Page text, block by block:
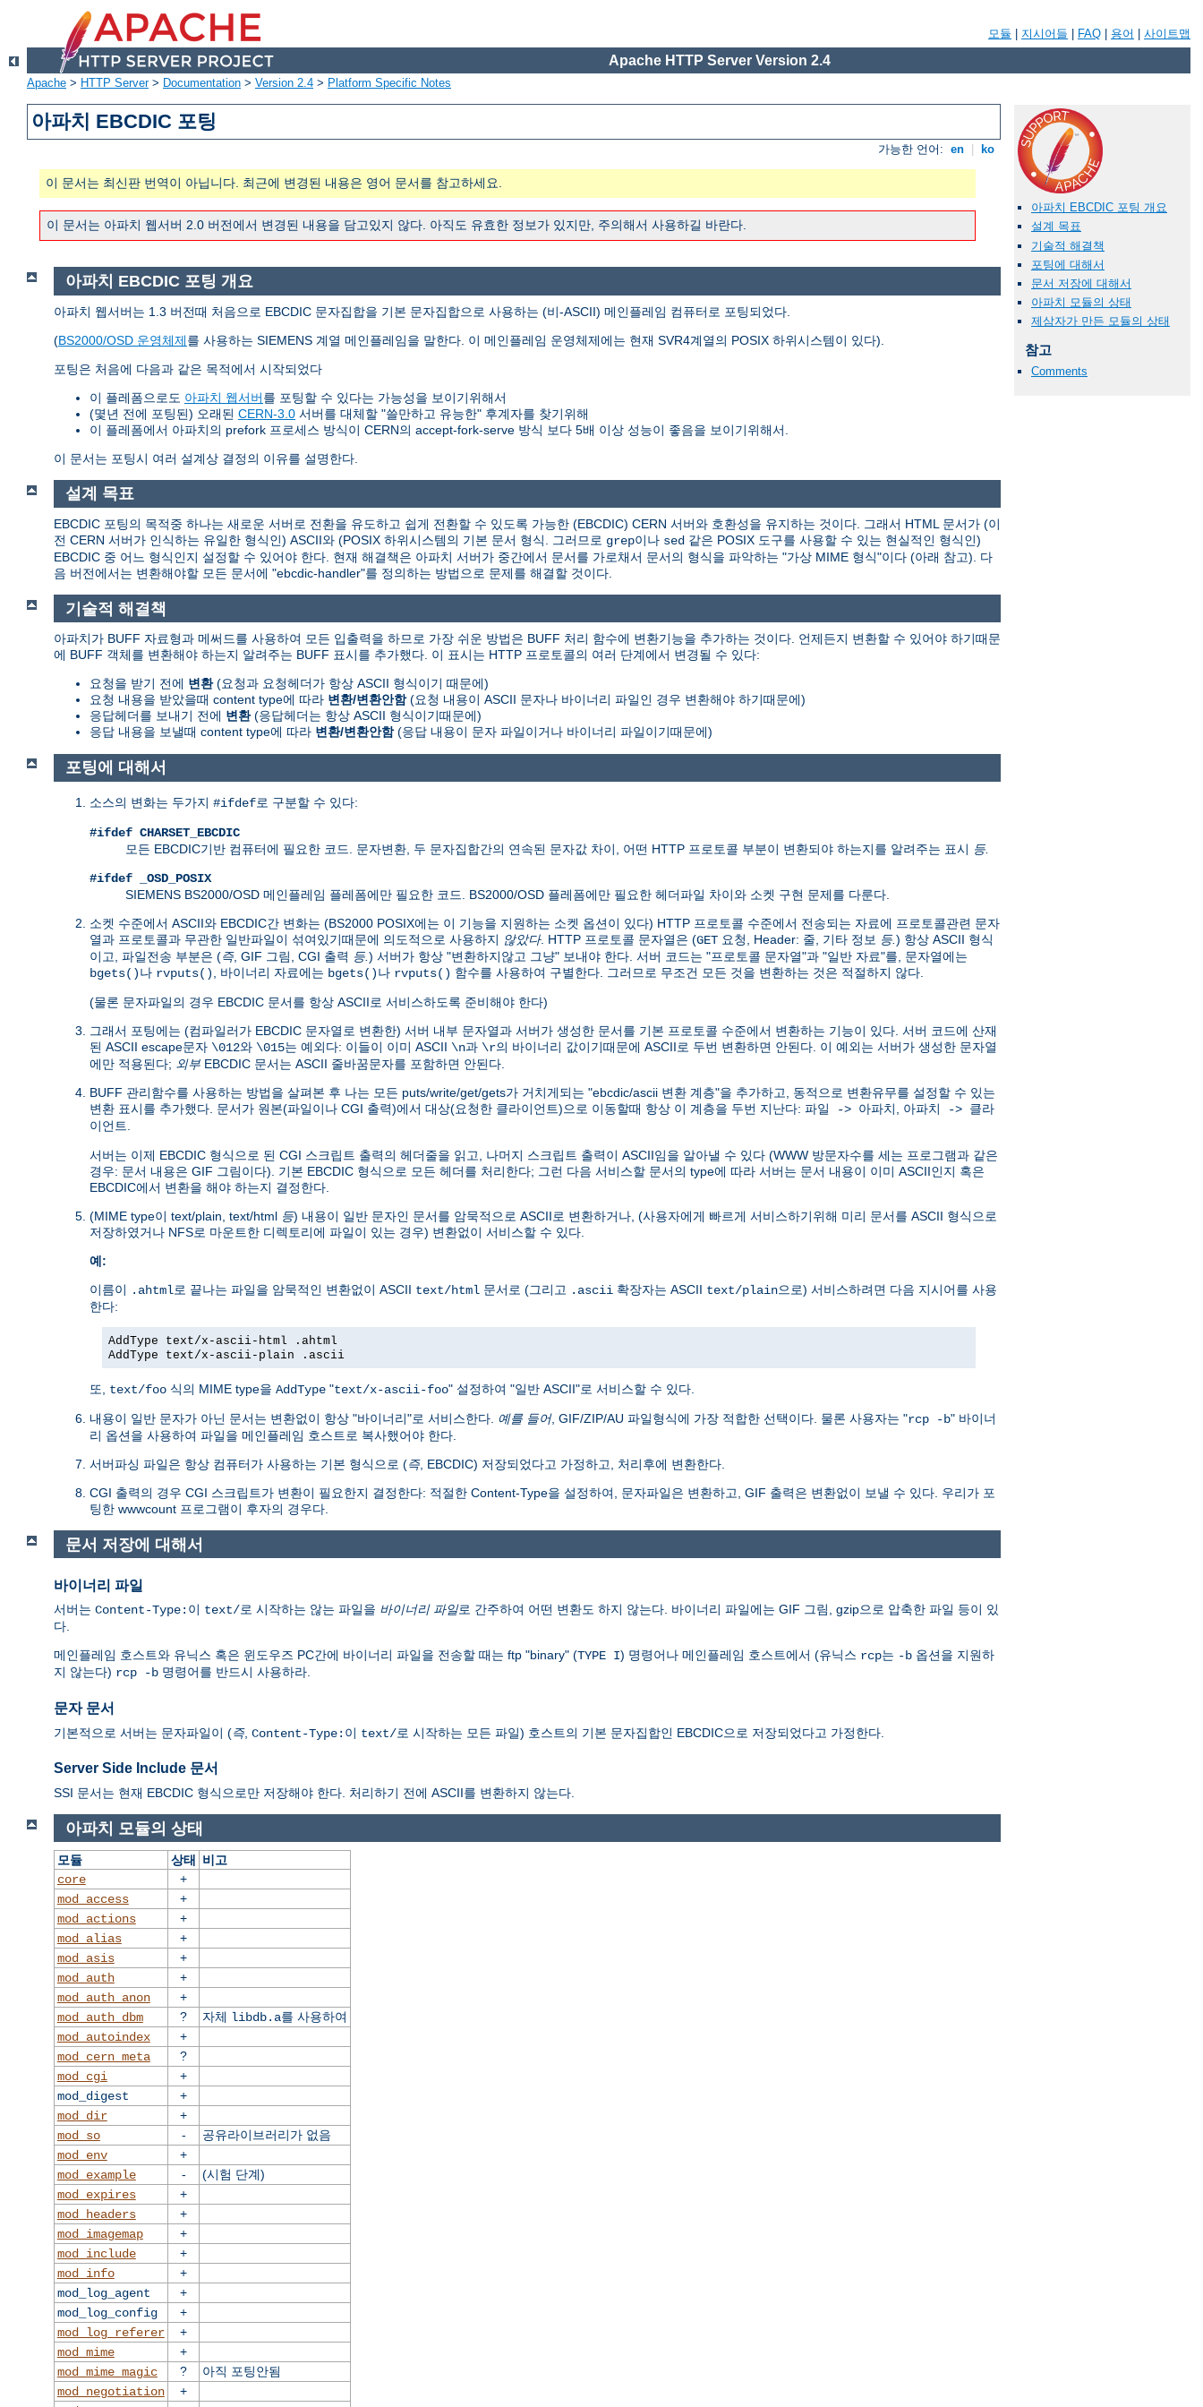
모듈 지시어들 FAQ 용어 사이트맵
Apache HTTP Server Version 2.4
Apache > HTTP Server> Documentation > Version 2.4 > Platform Specific Notes
아파치 EBCDIC 포팅
가능한 언어: en ko
이 문서는 최신판 번역이 아닙니다. 최근에 변경된 내용은 영어 문서를 참고하세요.
이 문서는 아파치 웹서버 2.0 버전에서 변경된 내용을 담고있지 않다. 아직도 유효한 정보가 있지만, 주의해서 사용하길 바란다.
아파치 EBCDIC 포팅 개요
설계 목표
기술적 해결책
포팅에 대해서
문서 저장에 대해서
아파치 모듈의 상태
제삼자가 만든 모듈의 상태
참고
Comments
아파치 EBCDIC 포팅 개요
아파치 웹서버는 1.3 버전때 처음으로 EBCDIC 문자집합을 기본 문자집합으로 사용하는 (비-ASCII) 메인플레임 컴퓨터로 포팅되었다.
(BS2000/OSD 운영체제를 사용하는 SIEMENS 계열 메인플레임을 말한다. 이 메인플레임 운영체제에는 현재 SVR4계열의 POSIX 하위시스템이 있다).
포팅은 처음에 다음과 같은 목적에서 시작되었다
이 플레폼으로도 아파치 웹서버를 포팅할 수 있다는 가능성을 보이기위해서
(몇년 전에 포팅된) 오래된 CERN-3.0 서버를 대체할 "쓸만하고 유능한" 후계자를 찾기위해
이 플레폼에서 아파치의 prefork 프로세스 방식이 CERN의 accept-fork-serve 방식 보다 5배 이상 성능이 좋음을 보이기위해서.
이 문서는 포팅시 여러 설계상 결정의 이유를 설명한다.
설계 목표
EBCDIC 포팅의 목적중 하나는 새로운 서버로 전환을 유도하고 쉽게 전환할 수 있도록 가능한 (EBCDIC) CERN 서버와 호환성을 유지하는 것이다. 그래서 HTML 문서가 (이
전 CERN 서버가 인식하는 유일한 형식인) ASCII와 (POSIX 하위시스템의 기본 문서 형식. 그러므로 grep이나 sed 같은 POSIX 도구를 사용할 수 있는 현실적인 형식인)
EBCDIC 중 어느 형식인지 설정할 수 있어야 한다. 현재 해결책은 아파치 서버가 중간에서 문서를 가로채서 문서의 형식을 파악하는 "가상 MIME 형식"이다 (아래 참고). 다
음 버전에서는 변환해야할 모든 문서에 "ebcdic-handler"를 정의하는 방법으로 문제를 해결할 것이다.
기술적 해결책
아파치가 BUFF 자료형과 메써드를 사용하여 모든 입출력을 하므로 가장 쉬운 방법은 BUFF 처리 함수에 변환기능을 추가하는 것이다. 언제든지 변환할 수 있어야 하기때문
에 BUFF 객체를 변환해야 하는지 알려주는 BUFF 표시를 추가했다. 이 표시는 HTTP 프로토콜의 여러 단계에서 변경될 수 있다:
요청을 받기 전에 변환(요청과 요청헤더가 항상 ASCII 형식이기 때문에)
요청 내용을 받았을때 content type에 따라 변환/변환안함(요청 내용이 ASCII 문자나 바이너리 파일인 경우 변환해야 하기때문에)
응답헤더를 보내기 전에 변환(응답헤더는 항상 ASCII 형식이기때문에)
응답 내용을 보낼때 content type에 따라 변환/변환안함(응답 내용이 문자 파일이거나 바이너리 파일이기때문에)
포팅에 대해서
소스의 변화는 두가지 #ifdef로 구분할 수 있다:
#ifdef CHARSET_EBCDIC
모든 EBCDIC기반 컴퓨터에 필요한 코드. 문자변환, 두 문자집합간의 연속된 문자값 차이, 어떤 HTTP 프로토콜 부분이 변환되야 하는지를 알려주는 표시 등.
#ifdef _OSD_POSIX
SIEMENS BS2000/OSD 메인플레임 플레폼에만 필요한 코드. BS2000/OSD 플레폼에만 필요한 헤더파일 차이와 소켓 구현 문제를 다룬다.
소켓 수준에서 ASCII와 EBCDIC간 변화는 (BS2000 POSIX에는 이 기능을 지원하는 소켓 옵션이 있다) HTTP 프로토콜 수준에서 전송되는 자료에 프로토콜관련 문자
열과 프로토콜과 무관한 일반파일이 섞여있기때문에 의도적으로 사용하지 않았다. HTTP 프로토콜 문자열은 (GET 요청, Header: 줄, 기타 정보 등. ) 항상 ASCII 형식
이고, 파일전송 부분은 (즉, GIF 그림, CGI 출력 등. ) 서버가 항상 "변환하지않고 그냥" 보내야 한다. 서버 코드는 "프로토콜 문자열"과 "일반 자료"를, 문자열에는
bgets()나 rvputs() , 바이너리 자료에는 bgets()나 rvputs() 함수를 사용하여 구별한다. 그러므로 무조건 모든 것을 변환하는 것은 적절하지 않다.
(물론 문자파일의 경우 EBCDIC 문서를 항상 ASCII로 서비스하도록 준비해야 한다)
그래서 포팅에는 (컴파일러가 EBCDIC 문자열로 변환한) 서버 내부 문자열과 서버가 생성한 문서를 기본 프로토콜 수준에서 변환하는 기능이 있다. 서버 코드에 산재
된 ASCII escape문자 \012와 \015는 예외다: 이들이 이미 ASCII \n과 \r의 바이너리 값이기때문에 ASCII로 두번 변환하면 안된다. 이 예외는 서버가 생성한 문자열
에만 적용된다; 외부 EBCDIC 문서는 ASCII 줄바꿈문자를 포함하면 안된다.
BUFF 관리함수를 사용하는 방법을 살펴본 후 나는 모든 puts/write/get/gets가 거치게되는 "ebcdic/ascii 변환 계층"을 추가하고, 동적으로 변환유무를 설정할 수 있는
변환 표시를 추가했다. 문서가 원본(파일이나 CGI 출력)에서 대상(요청한 클라이언트)으로 이동할때 항상 이 계층을 두번 지난다: 파일 -> 아파치
아파치 -> 클라
이언트
서버는 이제 EBCDIC 형식으로 된 CGI 스크립트 출력의 헤더줄을 읽고, 나머지 스크립트 출력이 ASCII임을 알아낼 수 있다 (WWW 방문자수를 세는 프로그램과 같은
경우: 문서 내용은 GIF 그림이다). 기본 EBCDIC 형식으로 모든 헤더를 처리한다; 그런 다음 서비스할 문서의 type에 따라 서버는 문서 내용이 이미 ASCII인지 혹은
EBCDIC에서 변환을 해야 하는지 결정한다.
(MIME type이 text/plain, text/html 등) 내용이 일반 문자인 문서를 암묵적으로 ASCII로 변환하거나, (사용자에게 빠르게 서비스하기위해 미리 문서를 ASCII 형식으로
저장하였거나 NFS로 마운트한 디렉토리에 파일이 있는 경우) 변환없이 서비스할 수 있다.
예:
이름이 .ahtml로 끝나는 파일을 암묵적인 변환없이 ASCII text/html 문서로 (그리고 .ascii 확장자는 ASCII text/plain으로) 서비스하려면 다음 지시어를 사용
한다:
AddType text/x-ascii-html .ahtml
AddType text/x-ascii-plain .ascii
또, text/foo 식의 MIME type을 AddType "text/x-ascii-foo" 설정하여 "일반 ASCII"로 서비스할 수 있다.
내용이 일반 문자가 아닌 문서는 변환없이 항상 "바이너리"로 서비스한다. 예를 들어, GIF/ZIP/AU 파일형식에 가장 적합한 선택이다. 물론 사용자는 "rcp -b" 바이너
리 옵션을 사용하여 파일을 메인플레임 호스트로 복사했어야 한다.
서버파싱 파일은 항상 컴퓨터가 사용하는 기본 형식으로 (즉, EBCDIC) 저장되었다고 가정하고, 처리후에 변환한다.
CGI 출력의 경우 CGI 스크립트가 변환이 필요한지 결정한다: 적절한 Content-Type을 설정하여, 문자파일은 변환하고, GIF 출력은 변환없이 보낼 수 있다. 우리가 포
팅한 wwwcount 프로그램이 후자의 경우다.
문서 저장에 대해서
바이너리 파일
서버는 Content-Type: 이 text/로 시작하는 않는 파일을 바이너리 파일로 간주하여 어떤 변환도 하지 않는다. 바이너리 파일에는 GIF 그림, gzip으로 압축한 파일 등이 있
다.
메인플레임 호스트와 유닉스 혹은 윈도우즈 PC간에 바이너리 파일을 전송할 때는 ftp "binary" (TYPE I) 명령어나 메인플레임 호스트에서 (유닉스 rcp는 -b 옵션을 지원하
지 않는다) rcp -b 명령어를 반드시 사용하라.
문자 문서
기본적으로 서버는 문자파일이 (즉, Content-Type: 이 text/로 시작하는 모든 파일) 호스트의 기본 문자집합인 EBCDIC으로 저장되었다고 가정한다.
Server Side Include 문서
SSI 문서는 현재 EBCDIC 형식으로만 저장해야 한다. 처리하기 전에 ASCII를 변환하지 않는다.
아파치 모듈의 상태
모듈 상태
비고
core
+
mod_access
+
mod_actions
+
mod_alias
+
mod_asis
+
mod_auth
+
mod_auth_anon
+
mod_auth_dbm
? 자체 libdb.a를 사용하여
mod_autoindex
+
mod_cern_meta
?
mod_cgi
+
mod_digest
+
mod_dir
+
mod_so
-
공유라이브러리가 없음
mod_env
+
mod_example
-
(시험 단계)
mod_expires
+
mod_headers
+
mod_imagemap
+
mod_include
+
mod_info
+
mod_log_agent
+
mod_log_config
+
mod_log_referer
+
mod_mime
+
mod_mime_magic
?
아직 포팅안됨
mod_negotiation
+